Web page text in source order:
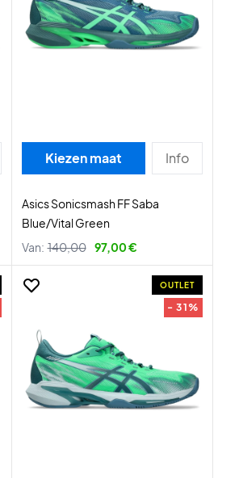
Kiezen maat Info
Asics Sonicsmash FF Saba
Blue/Vital Green
Van: 140,00 97,00 €
OUTLET
- 31%